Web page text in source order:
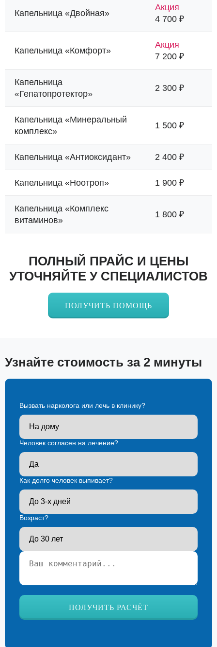
Капельница «Двойная»
Акция
4 700 ₽
Капельница «Комфорт»
Акция
7 200 ₽
Капельница
«Гепатопротектор»
2 300 ₽
Капельница «Минеральный
комплекс»
1 500 ₽
Капельница «Антиоксидант» 2 400 ₽
Капельница «Ноотроп» 1 900 ₽
Капельница «Комплекс
витаминов»
1 800 ₽
ПОЛНЫЙ ПРАЙС И ЦЕНЫ
УТОЧНЯЙТЕ У СПЕЦИАЛИСТОВ
ПОЛУЧИТЬ ПОМОЩЬ
Узнайте стоимость за 2 минуты
Вызвать нарколога или лечь в клинику?
Человек согласен на лечение?
Как долго человек выпивает?
Возраст?
ПОЛУЧИТЬ РАСЧЁТ
Ваш телефон*